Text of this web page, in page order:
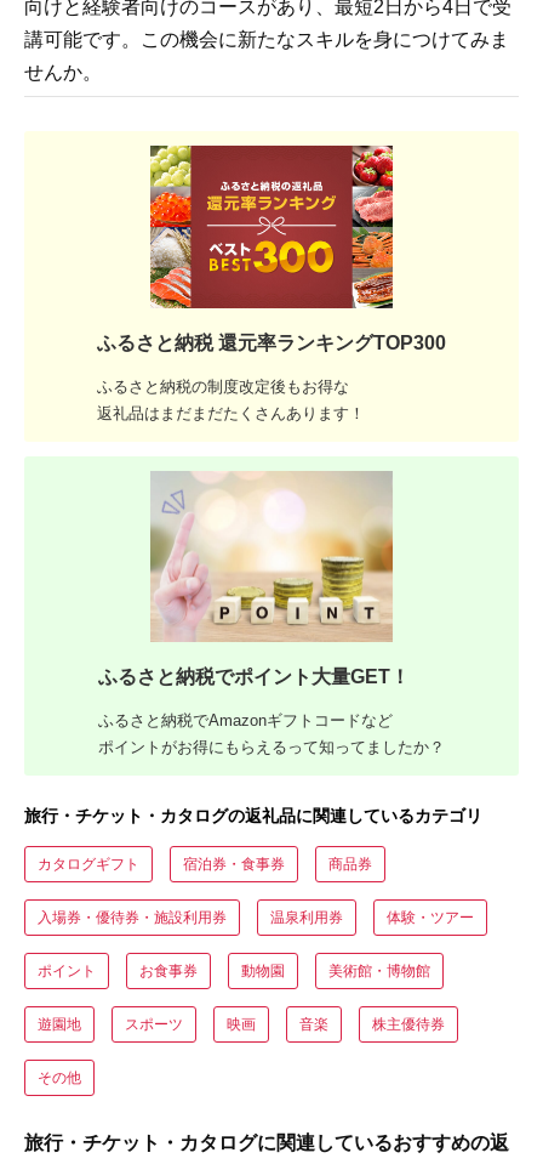
向けと経験者向けのコースがあり、最短2日から4日で受
講可能です。この機会に新たなスキルを身につけてみま
せんか。
ふるさと納税 還元率ランキングTOP300
ふるさと納税の制度改定後もお得な
返礼品はまだまだたくさんあります！
ふるさと納税でポイント大量GET！
ふるさと納税でAmazonギフトコードなど
ポイントがお得にもらえるって知ってましたか？
旅行・チケット・カタログの返礼品に関連しているカテゴリ
カタログギフト 宿泊券・食事券 商品券
入場券・優待券・施設利用券 温泉利用券 体験・ツアー
ポイント お食事券 動物園 美術館・博物館
遊園地 スポーツ 映画 音楽 株主優待券
その他
旅行・チケット・カタログに関連しているおすすめの返